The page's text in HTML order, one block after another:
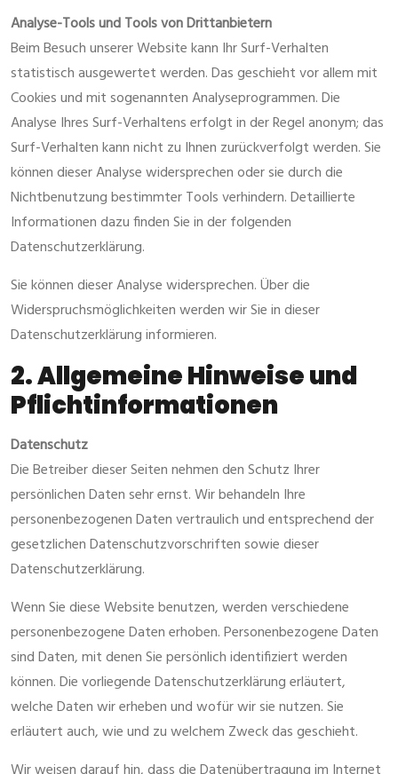
Analyse-Tools und Tools von Drittanbietern
Beim Besuch unserer Website kann Ihr Surf-Verhalten
statistisch ausgewertet werden. Das geschieht vor allem mit
Cookies und mit sogenannten Analyseprogrammen. Die
Analyse Ihres Surf-Verhaltens erfolgt in der Regel anonym; das
Surf-Verhalten kann nicht zu Ihnen zurückverfolgt werden. Sie
können dieser Analyse widersprechen oder sie durch die
Nichtbenutzung bestimmter Tools verhindern. Detaillierte
Informationen dazu finden Sie in der folgenden
Datenschutzerklärung.
Sie können dieser Analyse widersprechen. Über die
Widerspruchsmöglichkeiten werden wir Sie in dieser
Datenschutzerklärung informieren.
2. Allgemeine Hinweise und
Pflichtinformationen
Datenschutz
Die Betreiber dieser Seiten nehmen den Schutz Ihrer
persönlichen Daten sehr ernst. Wir behandeln Ihre
personenbezogenen Daten vertraulich und entsprechend der
gesetzlichen Datenschutzvorschriften sowie dieser
Datenschutzerklärung.
Wenn Sie diese Website benutzen, werden verschiedene
personenbezogene Daten erhoben. Personenbezogene Daten
sind Daten, mit denen Sie persönlich identifiziert werden
können. Die vorliegende Datenschutzerklärung erläutert,
welche Daten wir erheben und wofür wir sie nutzen. Sie
erläutert auch, wie und zu welchem Zweck das geschieht.